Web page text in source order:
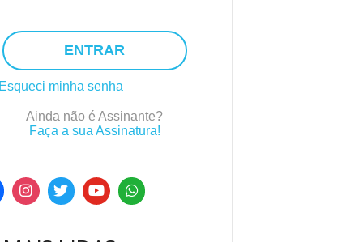
ENTRAR
Esqueci minha senha
Ainda não é Assinante?
Faça a sua Assinatura!